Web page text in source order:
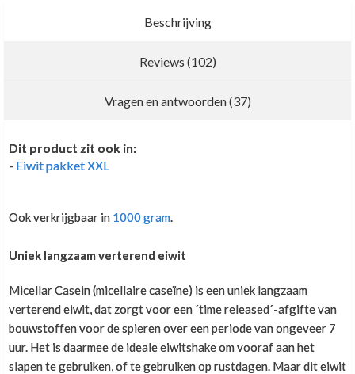
Beschrijving
Reviews (102)
Vragen en antwoorden (37)
Dit product zit ook in:
- Eiwit pakket XXL
Ook verkrijgbaar in 1000 gram.
Uniek langzaam verterend eiwit
Micellar Casein (micellaire caseïne) is een uniek langzaam
verterend eiwit, dat zorgt voor een ´time released´-afgifte van
bouwstoffen voor de spieren over een periode van ongeveer 7
uur. Het is daarmee de ideale eiwitshake om vooraf aan het
slapen te gebruiken, of te gebruiken op rustdagen. Maar dit eiwit
Voor mij geen andere
Voor mij geen andere voor na mn training
Top
Marina Minten ,25 november 2025
Top product!
Casein als vervanging voor ontbijt. 1
Klant Vraag:
Whey versus caseïne 1